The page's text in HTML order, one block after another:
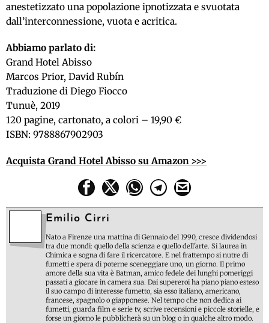
anestetizzato una popolazione ipnotizzata e svuotata
dall’interconnessione, vuota e acritica.
Abbiamo parlato di:
Grand Hotel Abisso
Marcos Prior, David Rubín
Traduzione di Diego Fiocco
Tunuè, 2019
120 pagine, cartonato, a colori – 19,90 €
ISBN: 9788867902903
Acquista Grand Hotel Abisso su Amazon >>>
Emilio Cirri
Nato a Firenze una mattina di Gennaio del 1990, cresce dividendosi
tra due mondi: quello della scienza e quello dell'arte. Si laurea in
Chimica e sogna di fare il ricercatore. E nel frattempo si nutre di
fumetti e spera di poterne sceneggiare uno, un giorno. Il primo
amore della sua vita è Batman, amico fedele dei lunghi pomeriggi
passati a giocare in camera sua. Dai supereroi ha piano piano esteso
il suo campo di interesse fumetto, sia esso italiano, americano,
francese, spagnolo o giapponese. Nel tempo che non dedica ai
fumetti, guarda film e serie tv, scrive recensioni e piccole storielle, e
forse un giorno le pubblicherà su un blog o in qualche altro modo.